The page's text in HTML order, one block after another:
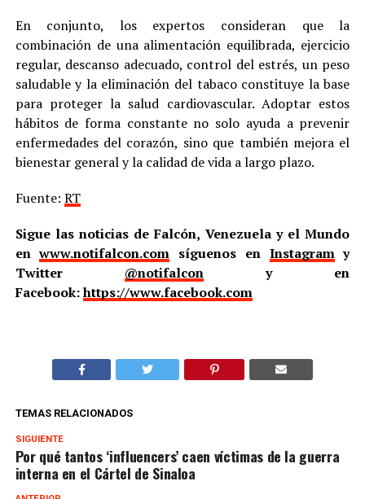
En conjunto, los expertos consideran que la
combinación de una alimentación equilibrada, ejercicio
regular, descanso adecuado, control del estrés, un peso
saludable y la eliminación del tabaco constituye la base
para proteger la salud cardiovascular. Adoptar estos
hábitos de forma constante no solo ayuda a prevenir
enfermedades del corazón, sino que también mejora el
bienestar general y la calidad de vida a largo plazo.
Fuente: RT
Sigue las noticias de Falcón, Venezuela y el Mundo
enwww.notifalcon.com síguenos en Instagramy
Twitter @notifalcony en
Facebook:https://www.facebook.com
TEMAS RELACIONADOS
SIGUIENTE
Por qué tantos ‘influencers’ caen víctimas de la guerra
interna en el Cártel de Sinaloa